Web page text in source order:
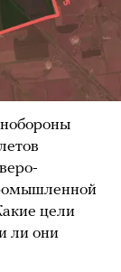
цели
ли они